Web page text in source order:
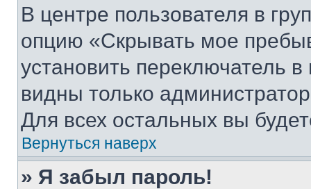
В центре пользователя в
опцию «Скрывать мое
установить переключатель
видны только
Для всех остальных вы
Вернуться наверх
» Я забыл пароль!